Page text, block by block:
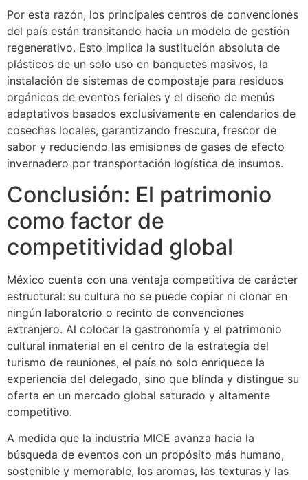
Por esta razón, los principales centros de convenciones
del país están transitando hacia un modelo de gestión
regenerativo. Esto implica la sustitución absoluta de
plásticos de un solo uso en banquetes masivos, la
instalación de sistemas de compostaje para residuos
orgánicos de eventos feriales y el diseño de menús
adaptativos basados exclusivamente en calendarios de
cosechas locales, garantizando frescura, frescor de
sabor y reduciendo las emisiones de gases de efecto
invernadero por transportación logística de insumos.
Conclusión: El patrimonio
como factor de
competitividad global
México cuenta con una ventaja competitiva de carácter
estructural: su cultura no se puede copiar ni clonar en
ningún laboratorio o recinto de convenciones
extranjero. Al colocar la gastronomía y el patrimonio
cultural inmaterial en el centro de la estrategia del
turismo de reuniones, el país no solo enriquece la
experiencia del delegado, sino que blinda y distingue su
oferta en un mercado global saturado y altamente
competitivo.
A medida que la industria MICE avanza hacia la
búsqueda de eventos con un propósito más humano,
sostenible y memorable, los aromas, las texturas y las